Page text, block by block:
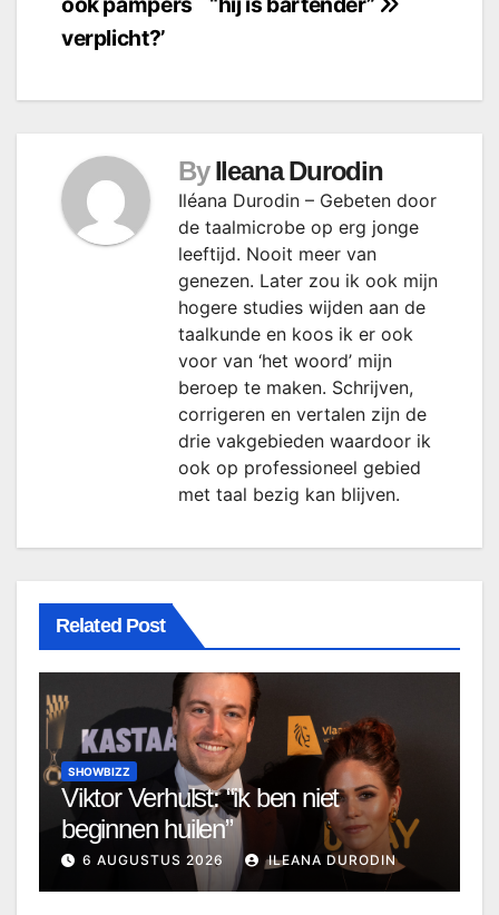
verplicht?’
By Ileana Durodin
Iléana Durodin – Gebeten door
de taalmicrobe op erg jonge
leeftijd. Nooit meer van
genezen. Later zou ik ook mijn
hogere studies wijden aan de
taalkunde en koos ik er ook
voor van ‘het woord’ mijn
beroep te maken. Schrijven,
corrigeren en vertalen zijn de
drie vakgebieden waardoor ik
ook op professioneel gebied
met taal bezig kan blijven.
Related Post
SHOWBIZZ
Viktor Verhulst: “ik ben niet
beginnen huilen”
6 AUGUSTUS 2026 ILEANA DURODIN